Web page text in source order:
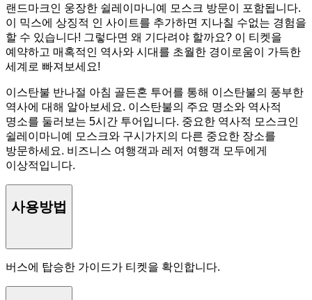
랜드마크인 웅장한 쉴레이마니예 모스크 방문이 포함됩니다.
이 믹스에 상징적 인 사이트를 추가하면 지나칠 수없는 경험을
할 수 있습니다! 그렇다면 왜 기다려야 할까요? 이 티켓을
예약하고 매혹적인 역사와 시대를 초월한 경이로움이 가득한
세계로 빠져보세요!
이스탄불 반나절 아침 골든혼 투어를 통해 이스탄불의 풍부한
역사에 대해 알아보세요. 이스탄불의 주요 명소와 역사적
명소를 둘러보는 5시간 투어입니다. 중요한 역사적 모스크인
쉴레이마니예 모스크와 구시가지의 다른 중요한 장소를
방문하세요. 비즈니스 여행객과 레저 여행객 모두에게
이상적입니다.
사용방법
버스에 탑승한 가이드가 티켓을 확인합니다.